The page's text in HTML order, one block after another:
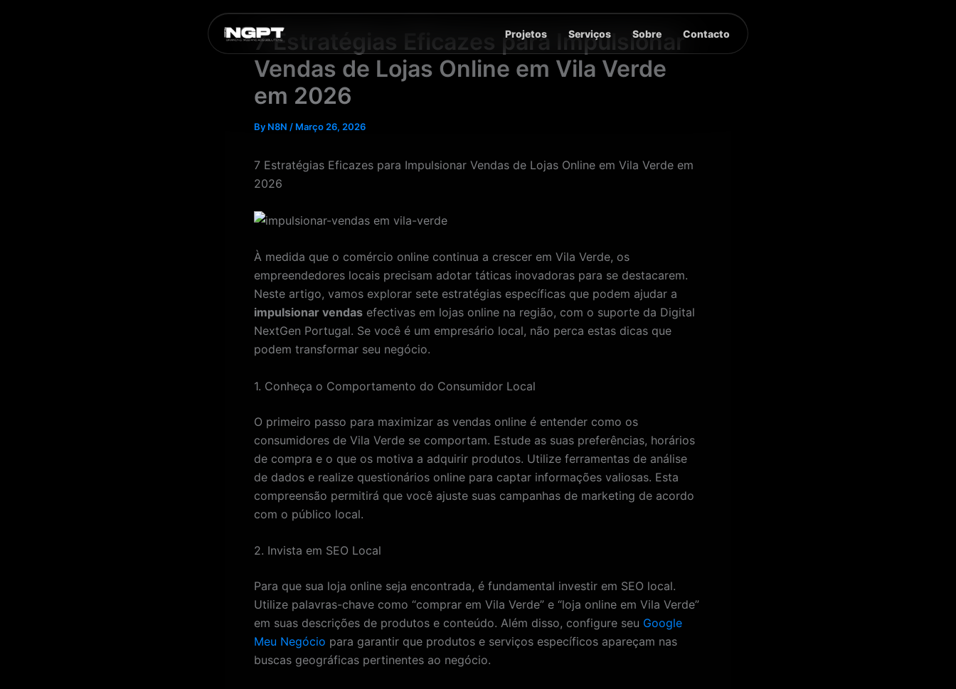
Projetos Serviços Sobre Contacto
7 Estratégias Eficazes para Impulsionar
Vendas de Lojas Online em Vila Verde
em 2026
By N8N / Março 26, 2026
7 Estratégias Eficazes para Impulsionar Vendas de Lojas Online em Vila Verde em
2026
À medida que o comércio online continua a crescer em Vila Verde, os
empreendedores locais precisam adotar táticas inovadoras para se destacarem.
Neste artigo, vamos explorar sete estratégias específicas que podem ajudar a
impulsionar vendas efectivas em lojas online na região, com o suporte da Digital
NextGen Portugal. Se você é um empresário local, não perca estas dicas que
podem transformar seu negócio.
1. Conheça o Comportamento do Consumidor Local
O primeiro passo para maximizar as vendas online é entender como os
consumidores de Vila Verde se comportam. Estude as suas preferências, horários
de compra e o que os motiva a adquirir produtos. Utilize ferramentas de análise
de dados e realize questionários online para captar informações valiosas. Esta
compreensão permitirá que você ajuste suas campanhas de marketing de acordo
com o público local.
2. Invista em SEO Local
Para que sua loja online seja encontrada, é fundamental investir em SEO local.
Utilize palavras-chave como “comprar em Vila Verde” e “loja online em Vila Verde”
em suas descrições de produtos e conteúdo. Além disso, configure seu Google
Meu Negócio para garantir que produtos e serviços específicos apareçam nas
buscas geográficas pertinentes ao negócio.